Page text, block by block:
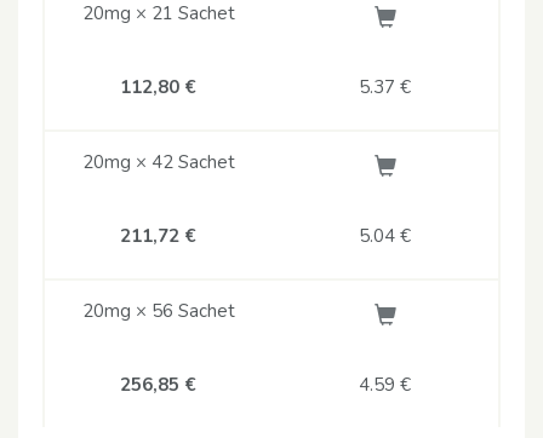
20mg × 21 Sachet
112,80 € 5.37 €
20mg × 42 Sachet
211,72 € 5.04 €
20mg × 56 Sachet
256,85 € 4.59 €